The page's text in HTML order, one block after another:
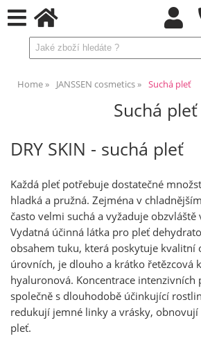
Home JANSSEN cosmetics Suchá pleť
Suchá pleť
DRY SKIN - suchá pleť
Každá pleť potřebuje dostatečné
hladká a pružná. Zejména v
často velmi suchá a vyžaduje obzvláště
Vydatná účinná látka pro pleť
obsahem tuku, která poskytuje kvalitní
úrovních, je dlouho a krátko řetězcová
hyaluronová. Koncentrace intenzivních
společně s dlouhodobě účinkující
redukují jemné linky a vrásky,
pleť.